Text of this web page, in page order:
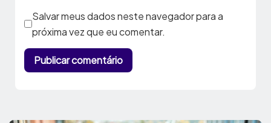
Salvar meus dados neste navegador para a
próxima vez que eu comentar.